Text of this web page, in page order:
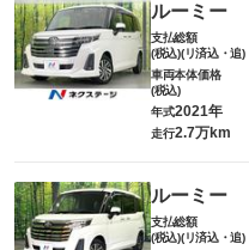
ルーミー
支払総額
(税込)(リ済込・追)
車両本体価格
(税込)
年式2021年
走行2.7万km
ルーミー
支払総額
(税込)(リ済込・追)